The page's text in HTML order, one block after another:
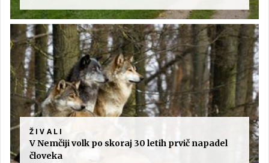
ŽIVALI
V Nemčiji volk po skoraj 30 letih prvič napadel
človeka